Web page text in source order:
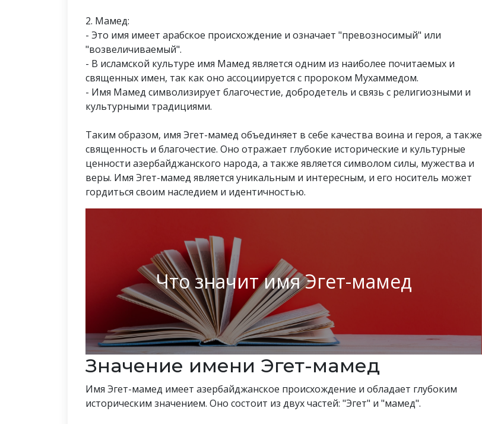
2. Мамед:
- Это имя имеет арабское происхождение и означает "превозносимый" или
"возвеличиваемый".
- В исламской культуре имя Мамед является одним из наиболее почитаемых и
священных имен, так как оно ассоциируется с пророком Мухаммедом.
- Имя Мамед символизирует благочестие, добродетель и связь с религиозными и
культурными традициями.
Таким образом, имя Эгет-мамед объединяет в себе качества воина и героя, а также
священность и благочестие. Оно отражает глубокие исторические и культурные
ценности азербайджанского народа, а также является символом силы, мужества и
веры. Имя Эгет-мамед является уникальным и интересным, и его носитель может
гордиться своим наследием и идентичностью.
Что значит имя Эгет-мамед
Значение имени Эгет-мамед
Имя Эгет-мамед имеет азербайджанское происхождение и обладает глубоким
историческим значением. Оно состоит из двух частей: "Эгет" и "мамед".